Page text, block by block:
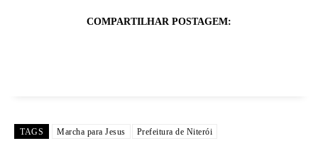
COMPARTILHAR POSTAGEM:
TAGS Marcha para Jesus Prefeitura de Niterói